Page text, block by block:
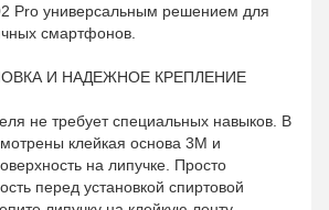
Pro универсальным решением для
смартфонов.
И НАДЕЖНОЕ КРЕПЛЕНИЕ
не требует специальных навыков. В
клейкая основа 3M и
на липучке. Просто
перед установкой спиртовой